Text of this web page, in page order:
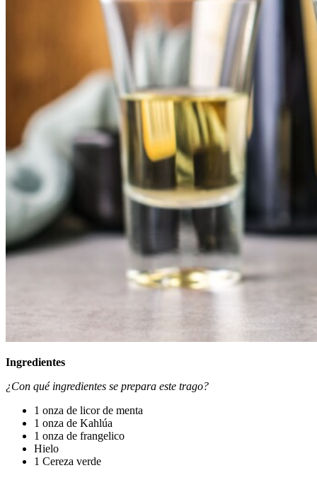
Ingredientes
¿Con qué ingredientes se prepara este trago?
1 onza de licor de menta
1 onza de Kahlúa
1 onza de frangelico
Hielo
1 Cereza verde